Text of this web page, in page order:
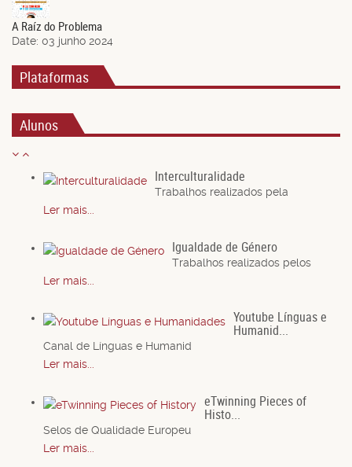
Jun.
A Raíz do Problema
Date: 03 junho 2024
Plataformas
Alunos
Interculturalidade
Trabalhos realizados pela
Ler mais...
Igualdade de Género
Trabalhos realizados pelos
Ler mais...
Youtube Línguas e
Humanid...
Canal de Línguas e Humanid
Ler mais...
eTwinning Pieces of
Histo...
Selos de Qualidade Europeu
Ler mais...